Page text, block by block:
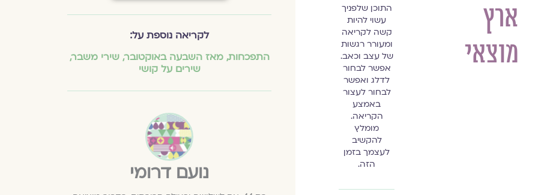
ארץ
מוצאי
התוכן שלפניך
עשוי להיות
קשה לקריאה
ומעורר רגשות
של עצב וכאב.
אפשר לבחור
לדלג ואפשר
לבחור לעצור
באמצע
הקריאה.
מומלץ
להקשיב
לעצמך בזמן
הזה.
לקריאה נוספת על:
התפכחות,מאז השבעה באוקטובר,שירי משבר,
שירים על קושי
נועם דרומי